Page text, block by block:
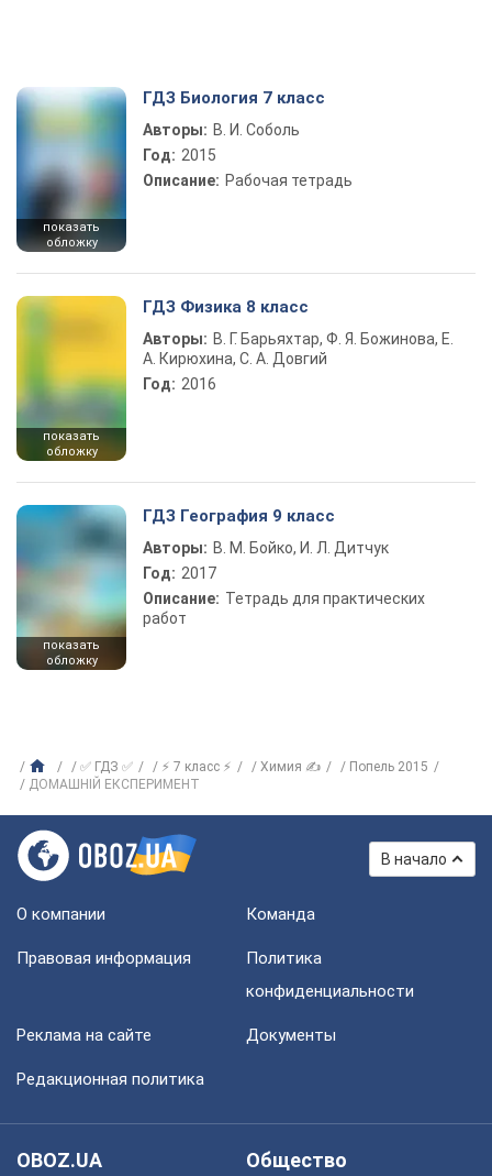
показать
обложку
ГДЗ Биология 7 класс
Авторы: В. И. Соболь
Год: 2015
Описание: Рабочая тетрадь
показать
обложку
ГДЗ Физика 8 класс
Авторы: В. Г. Барьяхтар, Ф. Я. Божинова, Е.
А. Кирюхина, С. А. Довгий
Год: 2016
показать
обложку
ГДЗ География 9 класс
Авторы: В. М. Бойко, И. Л. Дитчук
Год: 2017
Описание: Тетрадь для практических
работ
✅ ГДЗ ✅ ⚡ 7 класс ⚡ Химия ✍
Попель 2015
ДОМАШНІЙ ЕКСПЕРИМЕНТ
В начало
О компании Команда
Правовая информация
Политика
конфиденциальности
Реклама на сайте Документы
Редакционная политика
OBOZ.UA
Общество